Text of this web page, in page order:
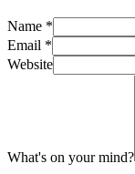
Name *
Email *
Website
What's on your mind?